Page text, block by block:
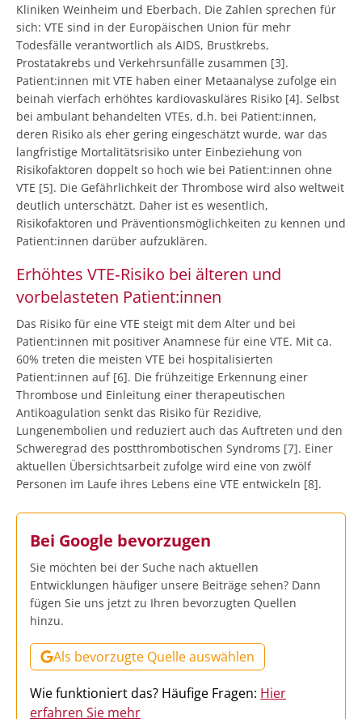
Kliniken Weinheim und Eberbach. Die Zahlen sprechen für
sich: VTE sind in der Europäischen Union für mehr
Todesfälle verantwortlich als AIDS, Brustkrebs,
Prostatakrebs und Verkehrsunfälle zusammen [3].
Patient:innen mit VTE haben einer Metaanalyse zufolge ein
beinah vierfach erhöhtes kardiovaskuläres Risiko [4]. Selbst
bei ambulant behandelten VTEs, d.h. bei Patient:innen,
deren Risiko als eher gering eingeschätzt wurde, war das
langfristige Mortalitätsrisiko unter Einbeziehung von
Risikofaktoren doppelt so hoch wie bei Patient:innen ohne
VTE [5]. Die Gefährlichkeit der Thrombose wird also weltweit
deutlich unterschätzt. Daher ist es wesentlich,
Risikofaktoren und Präventionsmöglichkeiten zu kennen und
Patient:innen darüber aufzuklären.
Erhöhtes VTE‑Risiko bei älteren und
vorbelasteten Patient:innen
Das Risiko für eine VTE steigt mit dem Alter und bei
Patient:innen mit positiver Anamnese für eine VTE. Mit ca.
60% treten die meisten VTE bei hospitalisierten
Patient:innen auf [6]. Die frühzeitige Erkennung einer
Thrombose und Einleitung einer therapeutischen
Antikoagulation senkt das Risiko für Rezidive,
Lungenembolien und reduziert auch das Auftreten und den
Schweregrad des postthrombotischen Syndroms [7]. Einer
aktuellen Übersichtsarbeit zufolge wird eine von zwölf
Personen im Laufe ihres Lebens eine VTE entwickeln [8].
Bei Google bevorzugen
Sie möchten bei der Suche nach aktuellen
Entwicklungen häufiger unsere Beiträge sehen? Dann
fügen Sie uns jetzt zu Ihren bevorzugten Quellen
hinzu.
Als bevorzugte Quelle auswählen
Wie funktioniert das? Häufige Fragen: Hier
erfahren Sie mehr